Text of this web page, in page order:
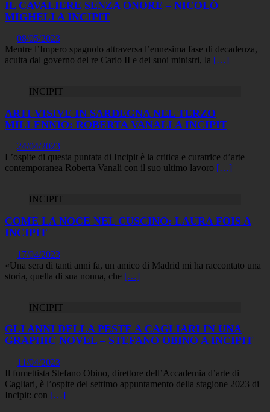
IL CAVALIERE SENZA ONORE – NICOLÒ
MIGHELI A INCIPIT
08/05/2023
Mentre l’Impero spagnolo attraversa l’ennesima fase di decadenza,
acuita dal governo del re Carlo II e dei suoi ministri, la […]
INCIPIT
ARTI VISIVE IN SARDEGNA NEL TERZO
MILLENNIO: ROBERTA VANALI A INCIPIT
24/04/2023
L’ospite di questa puntata di Incipit è la critica e curatrice d’arte
contemporanea Roberta Vanali con il suo ultimo lavoro […]
INCIPIT
COME LA NOCE NEL CUSCINO: LAURA FOIS A
INCIPIT
17/04/2023
«Una sera di tanti anni fa, un amico di Madrid mi ha raccontato una
storia, quella di sua nonna, che […]
INCIPIT
GLI ANNI DELLA PESTE A CAGLIARI IN UNA
GRAPHIC NOVEL – STEFANO OBINO A INCIPIT
11/04/2023
Il fumettista Stefano Obino, direttore dell’Accademia d’arte di
Cagliari, è l’ospite del settimo appuntamento della stagione 2023 di
Incipit: con […]